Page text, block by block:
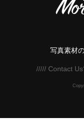
写真素材
///// Contact